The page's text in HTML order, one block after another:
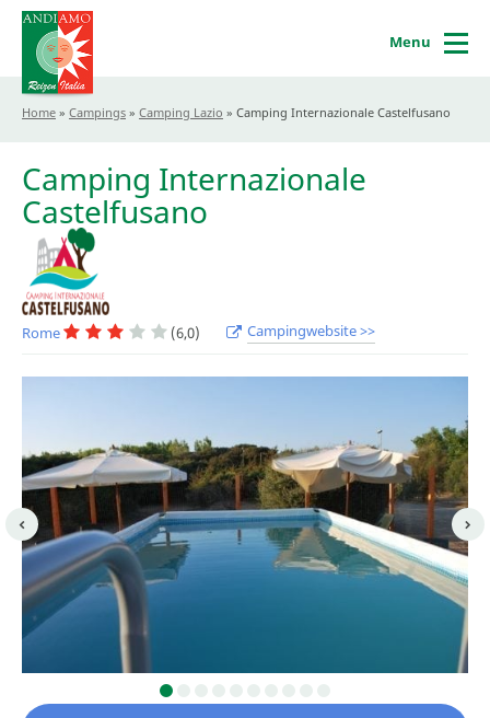
Menu
Home » Campings » Camping Lazio » Camping Internazionale Castelfusano
Camping Internazionale
Castelfusano
Rome (6,0) Campingwebsite >>